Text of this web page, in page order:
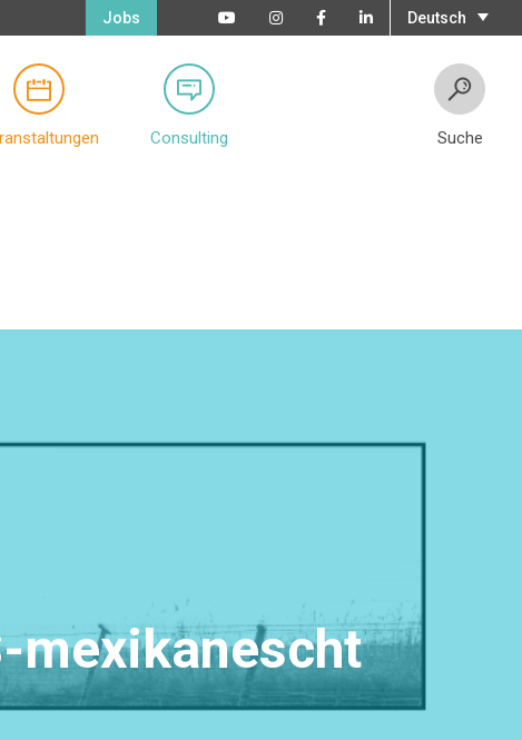
Deutsch
Jobs
Consulting Suche
mexikanescht